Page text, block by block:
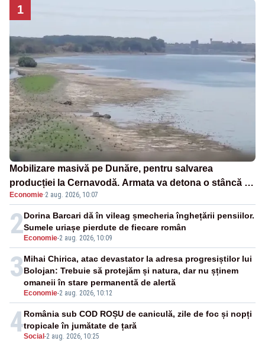
1
Mobilizare masivă pe Dunăre, pentru salvarea
producției la Cernavodă. Armata va detona o stâncă și
va devia apa fluviului - IMAGINI AERIENE
Economie·2 aug. 2026, 10:07
2 Economie-2 aug. 2026, 10:09
Dorina Barcari dă în vileag șmecheria înghețării pensiilor.
Sumele uriașe pierdute de fiecare român
3
Economie-2 aug. 2026, 10:12
Mihai Chirica, atac devastator la adresa progresiștilor lui
Bolojan: Trebuie să protejăm și natura, dar nu șținem
omaneii în stare permanentă de alertă
4Social -2 aug. 2026, 10:25
România sub COD ROȘU de caniculă, zile de foc și nopți
tropicale în jumătate de țară